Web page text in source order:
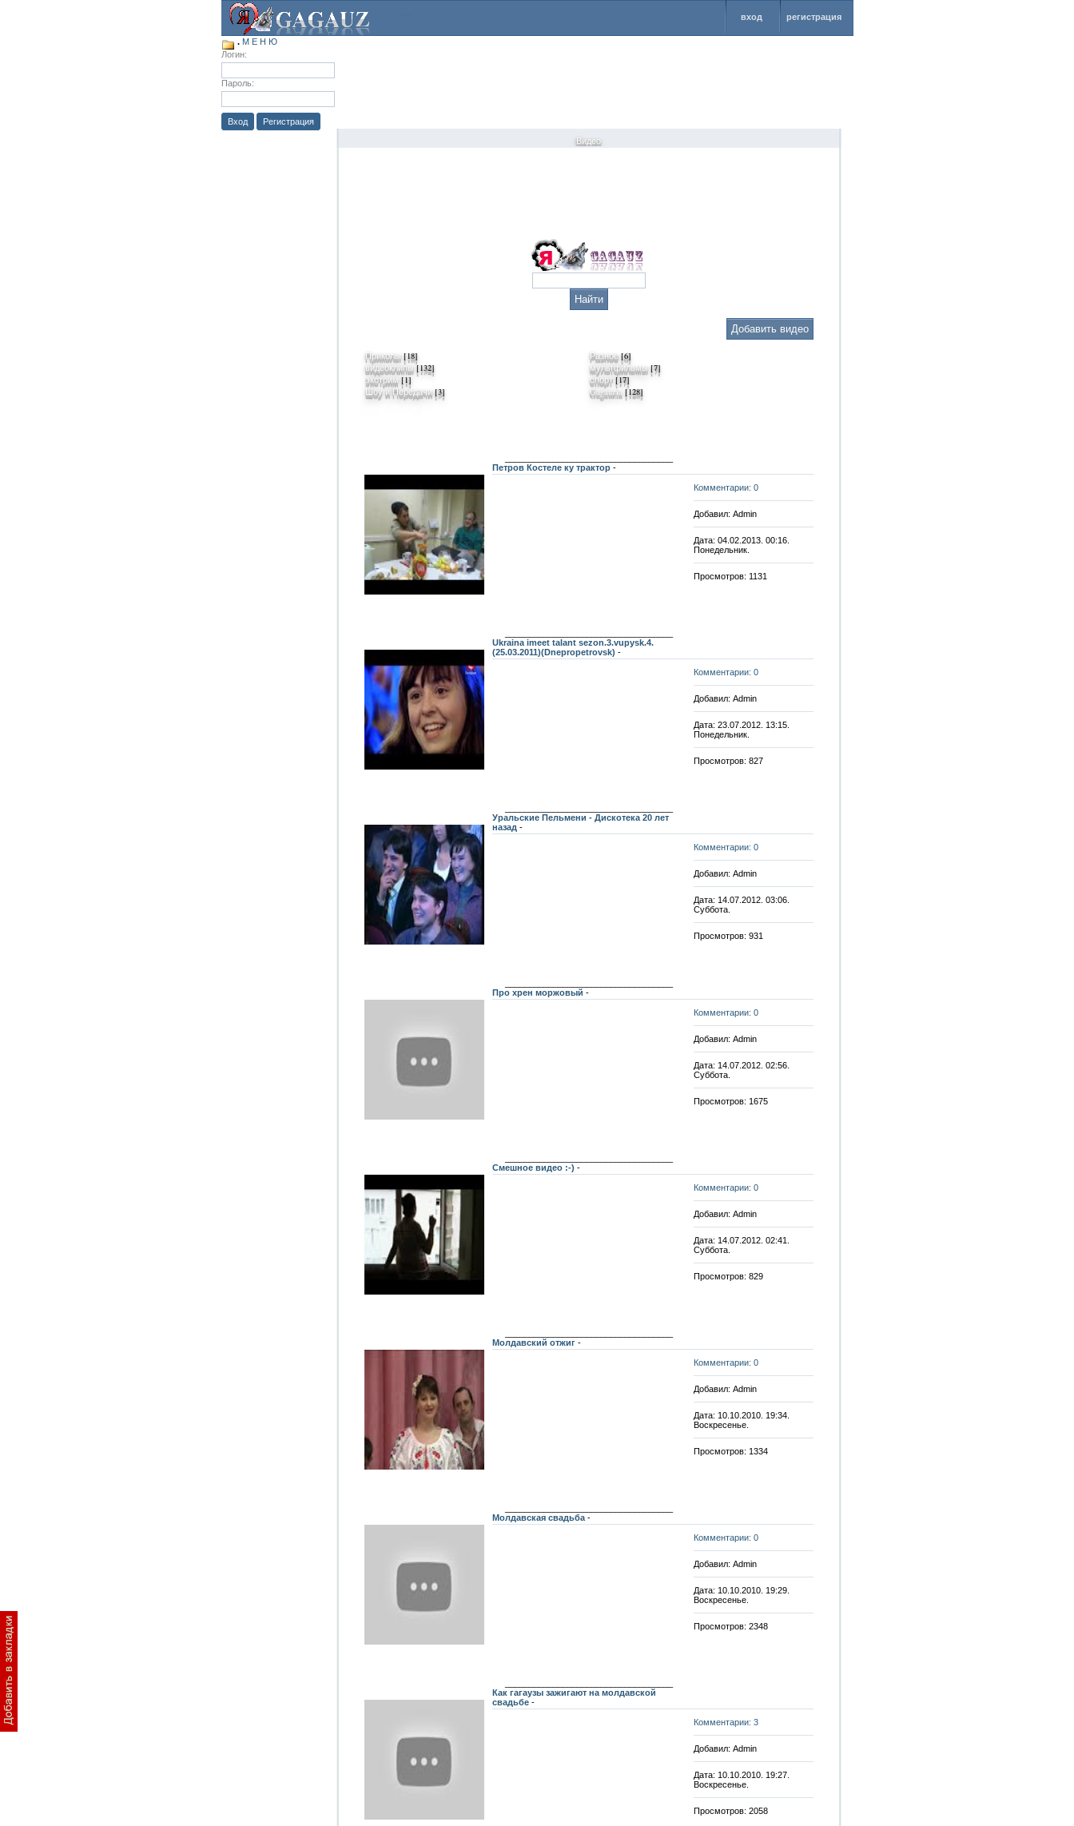
регистрация
вход
.М Е Н Ю
Логин:
Пароль:
Вход Регистрация
Видео
Приколы [18] Разное [6]
видеоклипы [132] мультфильмы [7]
экстрим [1] спорт [17]
Шоу и Передачи [3] Gagauzia [128]
Петров Костеле ку трактор-
Комментарии: 0
Добавил: Admin
Дата: 04.02.2013. 00:16.
Понедельник.
Просмотров: 1131
Ukraina imeet talant sezon.3.vupysk.4.
(25.03.2011)(Dnepropetrovsk) -
Комментарии: 0
Добавил: Admin
Дата: 23.07.2012. 13:15.
Понедельник.
Просмотров: 827
Уральские Пельмени - Дискотека 20 лет
назад -
Комментарии: 0
Добавил: Admin
Дата: 14.07.2012. 03:06.
Суббота.
Просмотров: 931
Про хрен моржовый -
Комментарии: 0
Добавил: Admin
Дата: 14.07.2012. 02:56.
Суббота.
Просмотров: 1675
Смешное видео :-) -
Комментарии: 0
Добавил: Admin
Дата: 14.07.2012. 02:41.
Суббота.
Просмотров: 829
Молдавский отжиг-
Комментарии: 0
Добавил: Admin
Дата: 10.10.2010. 19:34.
Воскресенье.
Просмотров: 1334
Молдавская свадьба-
Комментарии: 0
Добавил: Admin
Дата: 10.10.2010. 19:29.
Воскресенье.
Просмотров: 2348
Как гагаузы зажигают на молдавской
свадьбе-
Комментарии: 3
Добавил: Admin
Дата: 10.10.2010. 19:27.
Воскресенье.
Просмотров: 2058